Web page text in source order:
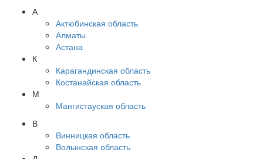
А
Актюбинская область
Алматы
Астана
К
Карагандинская область
Костанайская область
М
Мангистауская область
В
Винницкая область
Волынская область